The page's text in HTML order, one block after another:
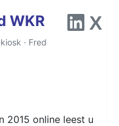
WKR
· Fred
2015 online leest u